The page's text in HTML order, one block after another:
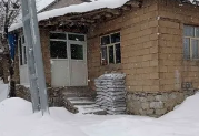
ilgili bilgi almak için